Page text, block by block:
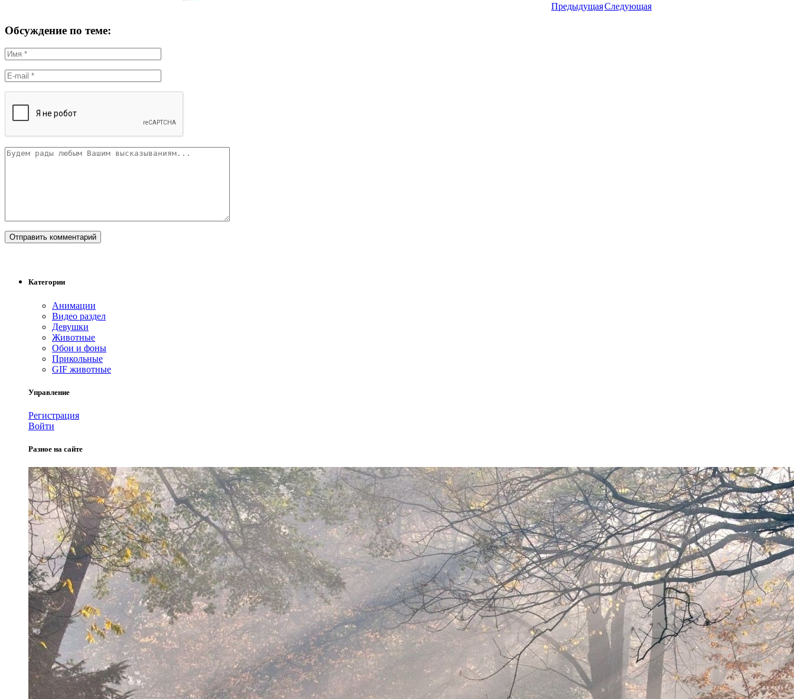
ПредыдущаяСледующая
Обсуждение по теме:
Категории
Анимации
Видео раздел
Девушки
Животные
Обои и фоны
Прикольные
GIF животные
Управление
Регистрация
Войти
Разное на сайте